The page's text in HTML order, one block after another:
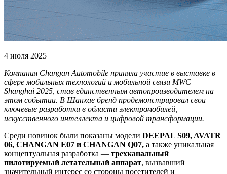
4 июля 2025
Компания Changan Automobile приняла участие в выставке в
сфере мобильных технологий и мобильной связи MWC
Shanghai 2025, став единственным автопроизводителем на
этом событии. В Шанхае бренд продемонстрировал свои
ключевые разработки в области электромобилей,
искусственного интеллекта и цифровой трансформации.
Среди новинок были показаны модели DEEPAL S09, AVATR
06, CHANGAN E07 и CHANGAN Q07, а также уникальная
концептуальная разработка — трехканальный
пилотируемый летательный аппарат, вызвавший
значительный интерес со стороны посетителей и